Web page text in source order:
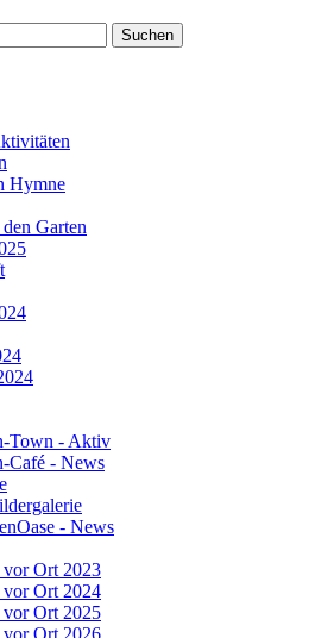
Suchen
Hymne
Garten
Town - Aktiv
Café - News
- News
Ort 2023
Ort 2024
Ort 2025